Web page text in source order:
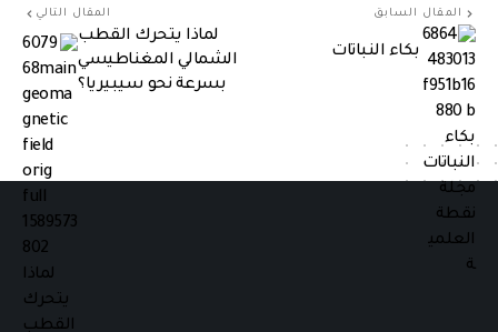
المقال السابق
بكاء النباتات
المقال التالي
لماذا يتحرك القطب
الشمالي المغناطيسي
بسرعة نحو سيبيريا؟